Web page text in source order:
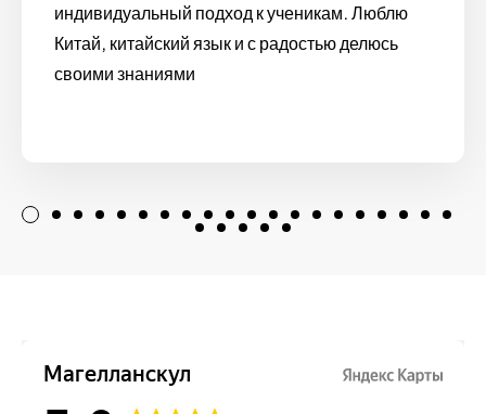
индивидуальный подход к ученикам. Люблю
Китай, китайский язык и с радостью делюсь
своими знаниями